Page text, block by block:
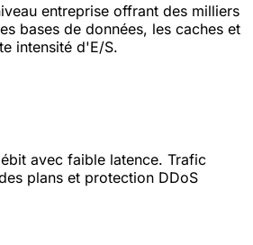
entreprise offrant des milliers
bases de données, les caches et
intensité d'E/S.
avec faible latence. Trafic
plans et protection DDoS